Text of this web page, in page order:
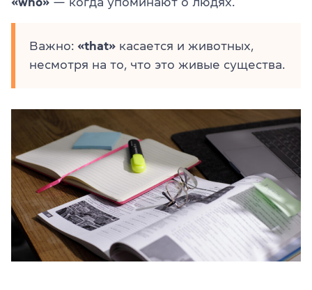
Важно: «that» касается и животных,
несмотря на то, что это живые существа.